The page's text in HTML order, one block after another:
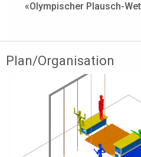
«Olympischer Plausch-
Plan/Organisation